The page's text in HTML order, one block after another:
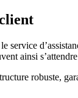
ainsi
robuste,